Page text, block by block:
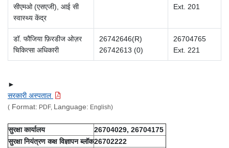
सीएमओ (एसएजी), आई सी
स्वास्थ्य केंद्र
Ext. 201
डॉ. फौजिया फ़िरडीज ओज़र
चिकित्सा अधिकारी
26742646(R)
26742613 (0)
26704765
Ext. 221
►
सरकारी अस्पताल
( Format: PDF, Language: English)
सुरक्षा कार्यालय
26704029, 26704175
सुरक्षा नियंत्रण कक्ष विज्ञापन ब्लॉक26702222